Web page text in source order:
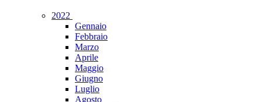
2022
Gennaio
Febbraio
Marzo
Aprile
Maggio
Giugno
Luglio
Agosto